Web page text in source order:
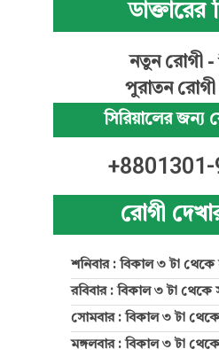
ডাক্তারের
নতুন রোগী -
পুরাতন
সিরিয়ালের
রোগী
শনিবার : বিকাল ৩ টা থেকে
রবিবার : বিকাল ৩ টা থেকে
সোমবার : বিকাল ৩ টা থেকে
মঙ্গলবার : বিকাল ৩ টা থেকে